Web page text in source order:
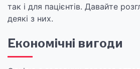
так і для пацієнтів. Давайте
деякі з них.
Економічні вигоди